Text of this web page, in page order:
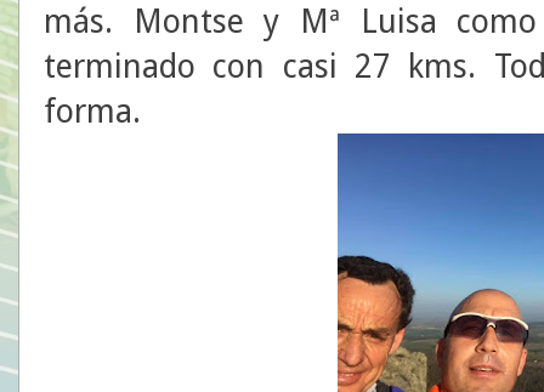
más. Montse y Mª Luisa
terminado con casi 27 kms.
forma.